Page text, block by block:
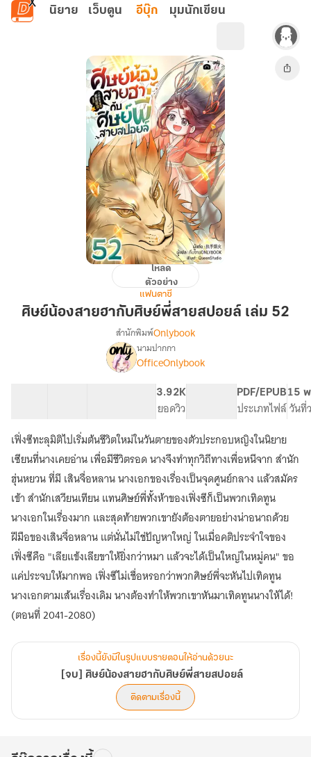
ข้ามไปยังเนื้อหาหลัก
นิยาย เว็บตูน อีบุ๊ก มุมนักเขียน
สาย
ศิษย์
ปอ
ยล์
เล่ม
52
โหลด
ตัวอย่าง
แฟนตาซี
ศิษย์น้องสายฮากับศิษย์พี่สายสปอยล์ เล่ม 52
เรื่อง[จบ]
ศิษย์
น้อง
สาย
ฮา
กับ
ศิษย์
พี่
สาย
ส
ปอ
ยล์
สำนักพิมพ์Onlybook
นามปากกา
OfficeOnlybook
3.92K
ยอดวิว
PDF/EPUB
ประเภทไฟล์
15
วันที่
เฟิ่งซีทะลุมิติไปเริ่มต้นชีวิตใหม่ในวันตายของตัวประกอบหญิงในนิยาย
เซียนที่นางเคยอ่าน เพื่อมีชีวิตรอด นางจึงทำทุกวิถีทางเพื่อหนีจาก สำนัก
ฮุ่นหยวน ที่มี เสินจื่อหลาน นางเอกของเรื่องเป็นจุดศูนย์กลาง แล้วสมัคร
เข้า สำนักเสวียนเทียน แทนศิษย์พี่ทั้งห้าของเฟิ่งซีก็เป็นพวกเทิดทูน
นางเอกในเรื่องมาก และสุดท้ายพวกเขายังต้องตายอย่างน่าอนาถด้วย
ฝีมือของเสินจื่อหลาน แต่นั่นไม่ใช่ปัญหาใหญ่ ในเมื่อคติประจำใจของ
เฟิ่งซีคือ "เลียแข้งเลียขาให้ยิ่งกว่าหมา แล้วจะได้เป็นใหญ่ในหมู่คน" ขอ
แค่ประจบให้มากพอ เฟิ่งซีไม่เชื่อหรอกว่าพวกศิษย์พี่จะหันไปเทิดทูน
นางเอกตามเส้นเรื่องเดิม นางต้องทำให้พวกเขาหันมาเทิดทูนนางให้ได้!
(ตอนที่ 2041-2080)
เรื่องนี้ยังมีในรูปแบบรายตอนให้อ่านด้วยนะ
[จบ] ศิษย์น้องสายฮากับศิษย์พี่สายสปอยล์
ติดตามเรื่องนี้